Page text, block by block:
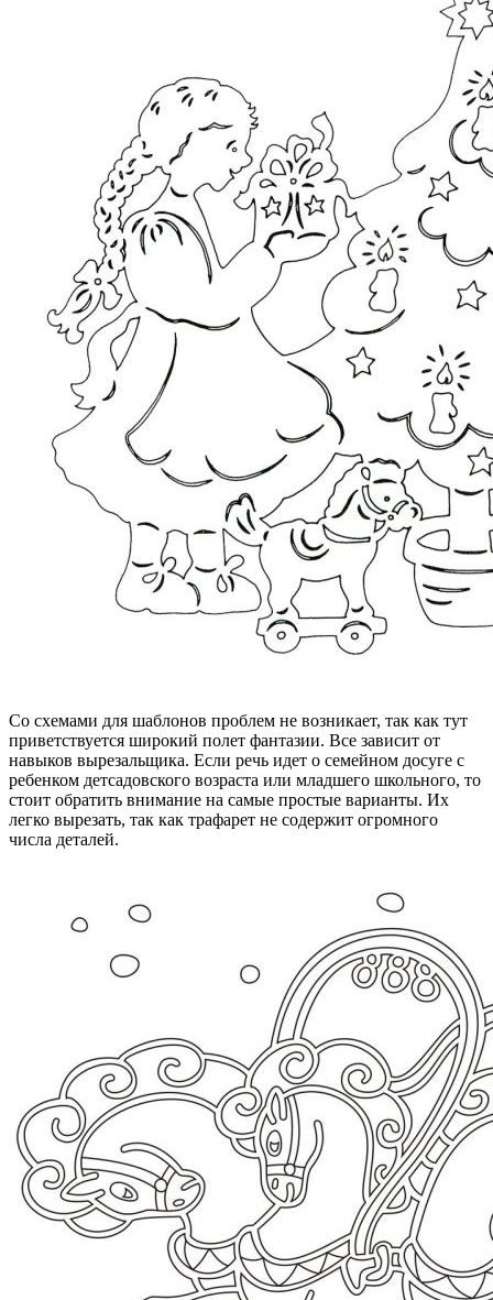
Со схемами для шаблонов проблем не возникает, так как тут
приветствуется широкий полет фантазии. Все зависит от
навыков вырезальщика. Если речь идет о семейном досуге с
ребенком детсадовского возраста или младшего школьного, то
стоит обратить внимание на самые простые варианты. Их
легко вырезать, так как трафарет не содержит огромного
числа деталей.